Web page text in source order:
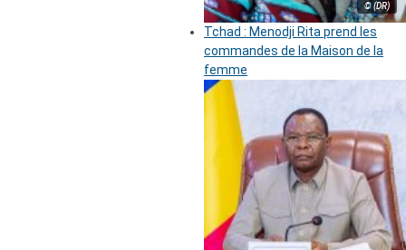
© (DR)
Tchad : Menodji Rita prend les
commandes de la Maison de la
femme